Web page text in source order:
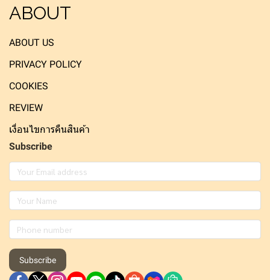
ABOUT
ABOUT US
PRIVACY POLICY
COOKIES
REVIEW
เงื่อนไขการคืนสินค้า
Subscribe
Subscribe